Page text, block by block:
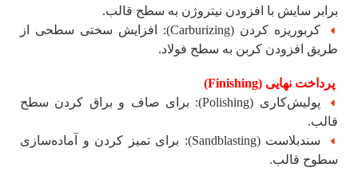
برابر سایش با افزودن نیتروژن به سطح قالب.
کربوریزه کردن (Carburizing): افزایش سختی سطحی از
طریق افزودن کربن به سطح فولاد.
پرداخت نهایی (Finishing)
پولیش‌کاری (Polishing): برای صاف و براق کردن سطح
قالب.
سندبلاست (Sandblasting): برای تمیز کردن و آماده‌سازی
سطوح قالب.